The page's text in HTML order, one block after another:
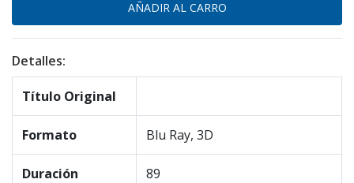
Detalles:
Título Original
Formato Blu Ray, 3D
Duración 89